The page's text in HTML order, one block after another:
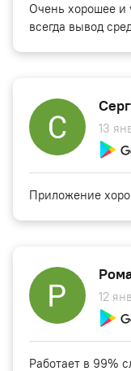
Очень хорошее и
всегда вывод
13
Приложение
12
Работает в 99%